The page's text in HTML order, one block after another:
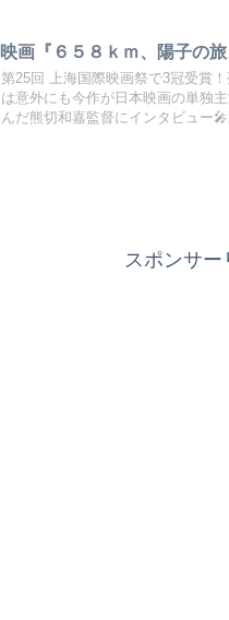
映画『６５８ｋｍ、陽子の
第25回 上海国際映画祭で3冠受賞
は意外にも今作が日本映画の単独
んだ熊切和嘉監督にインタビュー
スポンサー